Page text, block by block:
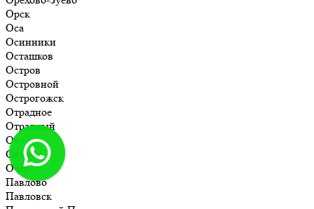
Орск
Оса
Осинники
Осташков
Остров
Островной
Острогожск
Отрадное
Отрадный
Оха
Оханск
Очёр
Павлово
Павловск